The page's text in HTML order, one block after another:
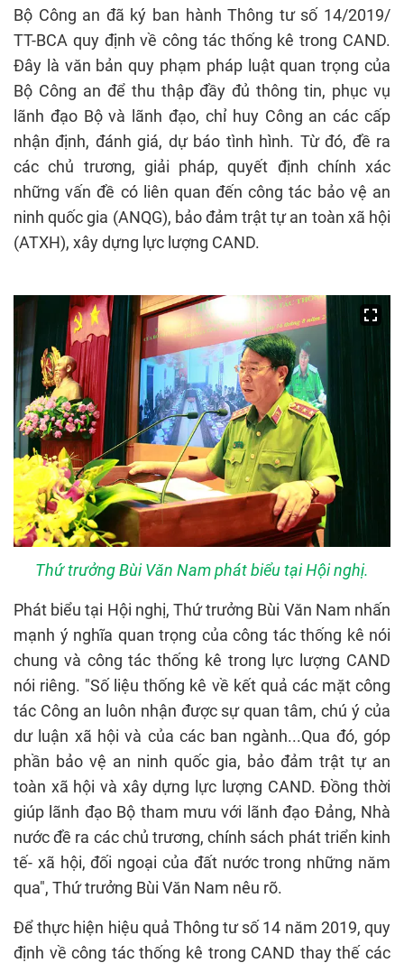
Bộ Công an đã ký ban hành Thông tư số 14/2019/
TT-BCA quy định về công tác thống kê trong CAND.
Đây là văn bản quy phạm pháp luật quan trọng của
Bộ Công an để thu thập đầy đủ thông tin, phục vụ
lãnh đạo Bộ và lãnh đạo, chỉ huy Công an các cấp
nhận định, đánh giá, dự báo tình hình. Từ đó, đề ra
các chủ trương, giải pháp, quyết định chính xác
những vấn đề có liên quan đến công tác bảo vệ an
ninh quốc gia (ANQG), bảo đảm trật tự an toàn xã hội
(ATXH), xây dựng lực lượng CAND.
Thứ trưởng Bùi Văn Nam phát biểu tại Hội nghị.
Phát biểu tại Hội nghị, Thứ trưởng Bùi Văn Nam nhấn
mạnh ý nghĩa quan trọng của công tác thống kê nói
chung và công tác thống kê trong lực lượng CAND
nói riêng. "Số liệu thống kê về kết quả các mặt công
tác Công an luôn nhận được sự quan tâm, chú ý của
dư luận xã hội và của các ban ngành...Qua đó, góp
phần bảo vệ an ninh quốc gia, bảo đảm trật tự an
toàn xã hội và xây dựng lực lượng CAND. Đồng thời
giúp lãnh đạo Bộ tham mưu với lãnh đạo Đảng, Nhà
nước đề ra các chủ trương, chính sách phát triển kinh
tế- xã hội, đối ngoại của đất nước trong những năm
qua", Thứ trưởng Bùi Văn Nam nêu rõ.
Để thực hiện hiệu quả Thông tư số 14 năm 2019, quy
định về công tác thống kê trong CAND thay thế các